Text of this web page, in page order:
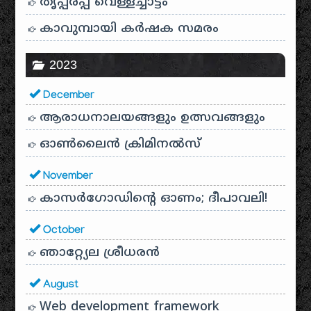
കാവുമ്പായി കർഷക സമരം
2023
December
ആരാധനാലയങ്ങളും ഉത്സവങ്ങളും
ഓൺലൈൻ ക്രിമിനൽസ്
November
കാസർഗോഡിൻ്റെ ഓണം; ദീപാവലി!
October
ഞാറ്റ്യേല ശ്രീധരൻ
August
Web development framework